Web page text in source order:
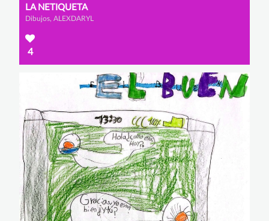
LA NETIQUETA
Dibujos, ALEXDARYL
4